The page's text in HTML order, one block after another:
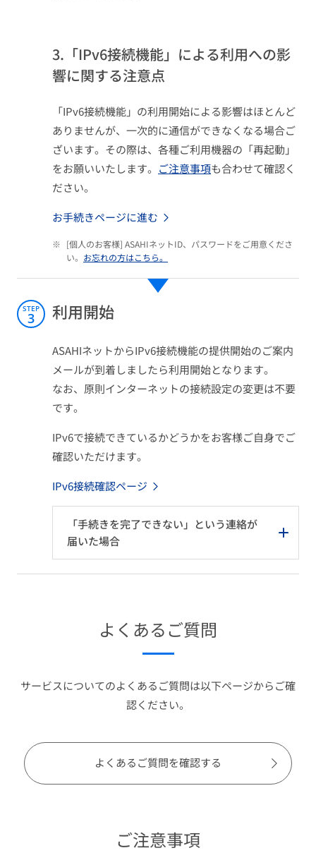
3.「IPv6接続機能」による利用への影
響に関する注意点
「IPv6接続機能」の利用開始による影響はほとんど
ありませんが、一次的に通信ができなくなる場合ご
ざいます。その際は、各種ご利用機器の「再起動」
をお願いいたします。 ご注意事項も合わせて確認く
ださい。
お手続きページに進む
※ [個人のお客様] ASAHIネットID、パスワードをご用意くださ
い。 お忘れの方はこちら。
STEP
3 利用開始
ASAHIネットからIPv6接続機能の提供開始のご案内
メールが到着しましたら利用開始となります。
なお、原則インターネットの接続設定の変更は不要
です。
IPv6で接続できているかどうかをお客様ご自身でご
確認いただけます。
IPv6接続確認ページ
「手続きを完了できない」という連絡が
届いた場合
よくあるご質問
サービスについてのよくあるご質問は以下ページからご確
認ください。
よくあるご質問を確認する
ご注意事項